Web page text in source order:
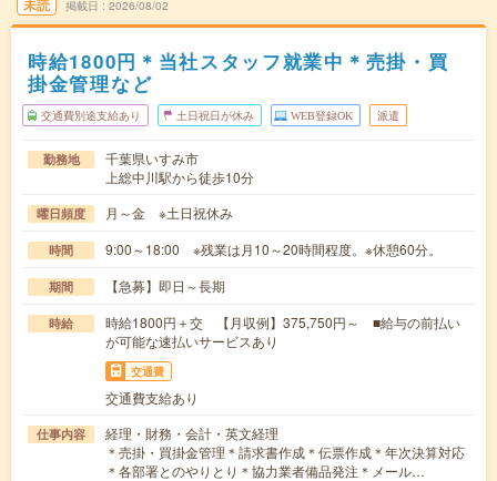
未読 掲載日 2026/08/02
時給1800円＊当社スタッフ就業中＊売掛・買
掛金管理など
交通費別途支給あり 土日祝日が休み WEB登録OK 派遣
勤務地
千葉県いすみ市
上総中川駅から徒歩10分
曜日頻度 月～金 ※土日祝休み
時間 9:00～18:00 ※残業は月10～20時間程度。※休憩60分。
期間 【急募】即日～長期
時給
時給1800円＋交 【月収例】375,750円～ ■給与の前払い
が可能な速払いサービスあり
交通費
交通費支給あり
仕事内容
経理・財務・会計・英文経理
＊売掛・買掛金管理＊請求書作成＊伝票作成＊年次決算対応
＊各部署とのやりとり＊協力業者備品発注＊メール…